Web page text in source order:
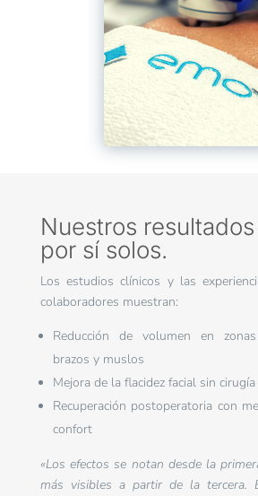
Nuestros
por sí solos.
Los estudios clínicos y las
colaboradores muestran:
Reducción de volumen en
brazos y muslos
Mejora de la flacidez facial sin cirugía
Recuperación postoperatoria con
confort
«Los efectos se notan desde la
más visibles a partir de la tercera.